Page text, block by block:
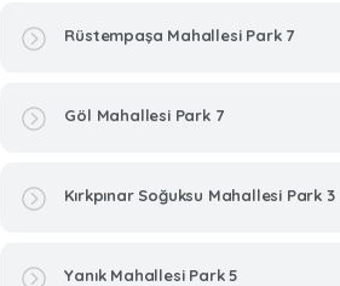
Rüstempaşa Mahallesi Park 7
Göl Mahallesi Park 7
Kırkpınar Soğuksu Mahallesi Park 3
Yanık Mahallesi Park 5